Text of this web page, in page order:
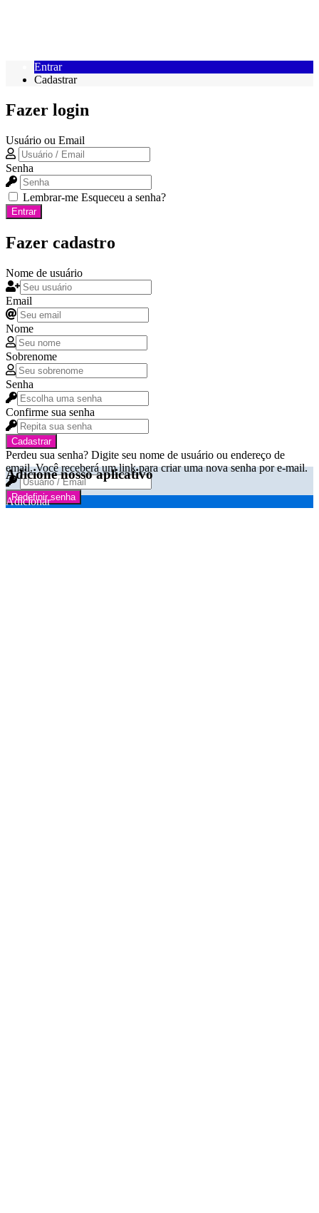
Entrar
Cadastrar
Fazer login
Usuário ou Email
Senha
Lembrar-me Esqueceu a senha?
Entrar
Fazer cadastro
Nome de usuário
Email
Nome
Sobrenome
Senha
Confirme sua senha
Cadastrar
Perdeu sua senha? Digite seu nome de usuário ou endereço de
email. Você receberá um link para criar uma nova senha por e-mail.
Redefinir senha
Adicione nosso aplicativo
Adicionar